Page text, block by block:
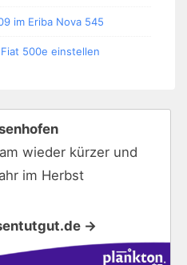
im Eriba Nova 545
500e einstellen
wieder kürzer und
im Herbst
→